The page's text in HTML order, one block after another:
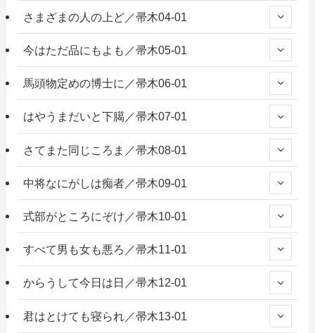
さまざまの人の上ど／帚木04-01
今はただ品にもよも／帚木05-01
馬頭物定めの博士に／帚木06-01
はやうまだいと下臈／帚木07-01
さてまた同じころま／帚木08-01
中将なにがしは痴者／帚木09-01
式部がところにぞけ／帚木10-01
すべて男も女も悪ろ／帚木11-01
からうして今日は日／帚木12-01
君はとけても寝られ／帚木13-01